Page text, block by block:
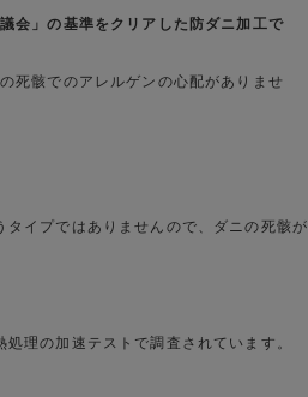
会」の基準をクリアした防ダニ加工で
死骸でのアレルゲンの心配がありませ
イプではありませんので、ダニの死骸が
理の加速テストで調査されています。